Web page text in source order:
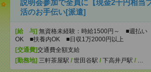
説明会参加で全員に【現金2千円相当
活のお手伝い[派遣]
[給 与] 無資格未経験：時給1500円～ ■週払い
OK ■扶養内OK ■日収1万2000円以上
[交通費]交通費全額支給
[勤務地] 三軒茶屋駅 / 世田谷駅 / 下高井戸駅 / …